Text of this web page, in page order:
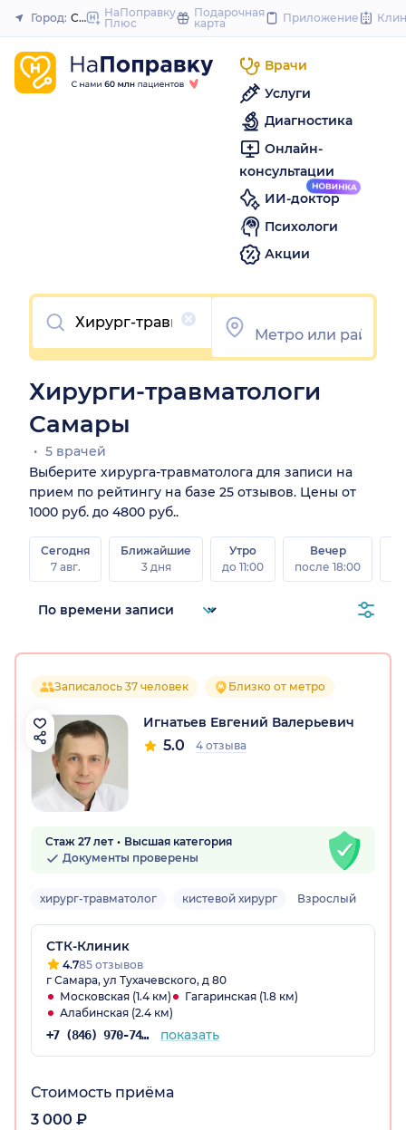
to
Закрыть
Город: СамараНаПоправку
Плюс
Подарочная
карта
Приложение
Врачи
Услуги
Диагностика
Онлайн-
консультации
ИИ-доктор
Психологи
Акции
Очистить
Хирурги-травматологи
Самары
5 врачей
Выберите хирурга-травматолога для записи на
прием по рейтингу на базе 25 отзывов. Цены от
1000 руб. до 4800 руб..
Сегодня
7 авг.
Ближайшие
3 дня
Утро
до 11:00
Вечер
после 18:00
Записалось 37 человек Близко от метро
Игнатьев Евгений Валерьевич
5.0 4 отзыва
Стаж 27 лет
Высшая категория
Документы проверены
хирург-травматолог кистевой хирург Взрослый
СТК-Клиник
4.785 отзывов
г Самара, ул Тухачевского, д 80
Московская (1.4 км)
Гагаринская (1.8 км)
Алабинская (2.4 км)
+7 (846) 970-74-25 показать
Стоимость приёма
3 000 ₽